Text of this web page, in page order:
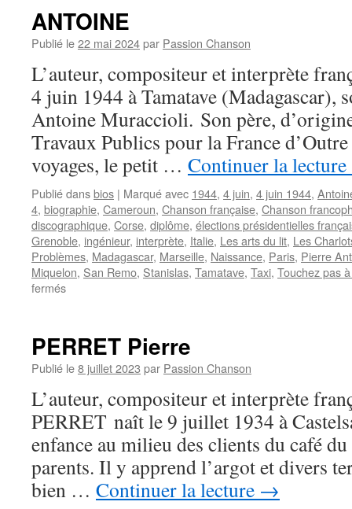
ANTOINE
Publié le22 mai 2024par Passion Chanson
L’auteur, compositeur et interprète
4 juin 1944 à Tamatave (Madagascar),
Antoine Muraccioli. Son père,
Travaux Publics pour la France
voyages, le petit … Continuer la lecture
Publié dansbios | Marqué avec 1944, 4 juin, 4 juin 1944,
4, biographie, Cameroun, Chanson française, Chanson
discographique, Corse, diplôme, élections présidentielles
Grenoble, ingénieur, interprète, Italie, Les arts du lit, Les
Problèmes, Madagascar, Marseille, Naissance, Paris, Pierre
Miquelon, San Remo, Stanislas, Tamatave, Taxi, Touchez pas
ferméssur
PERRET Pierre
Publié le8 juillet 2023 par Passion Chanson
L’auteur, compositeur et interprète
PERRET naît le 9 juillet 1934 à
enfance au milieu des clients du café
parents. Il y apprend l’argot et divers
bien … Continuer la lecture →